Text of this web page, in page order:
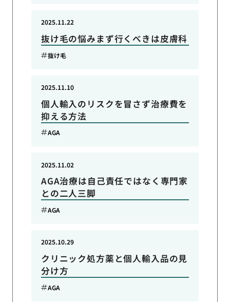
抜け毛の悩みまず行くべきは皮膚科
2025.11.22
抜け毛
個人輸入のリスクを冒さず治療費を
抑える方法
2025.11.10
AGA
AGA治療は自己責任ではなく専門家
との二人三脚
2025.11.02
AGA
クリニック処方薬と個人輸入品の見
分け方
2025.10.29
AGA